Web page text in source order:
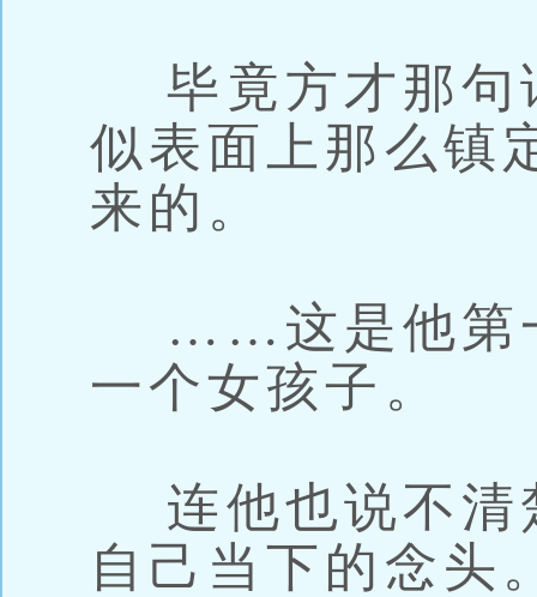
毕竟方才那句
似表面上那么镇
来的。
……这是他第
一个女孩子。
连他也说不清
自己当下的念头